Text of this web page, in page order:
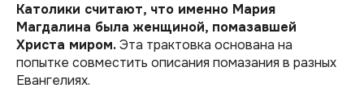
Католики считают, что именно Мария
Магдалина была женщиной, помазавшей
Христа миром.Эта трактовка основана на
попытке совместить описания помазания в разных
Евангелиях.